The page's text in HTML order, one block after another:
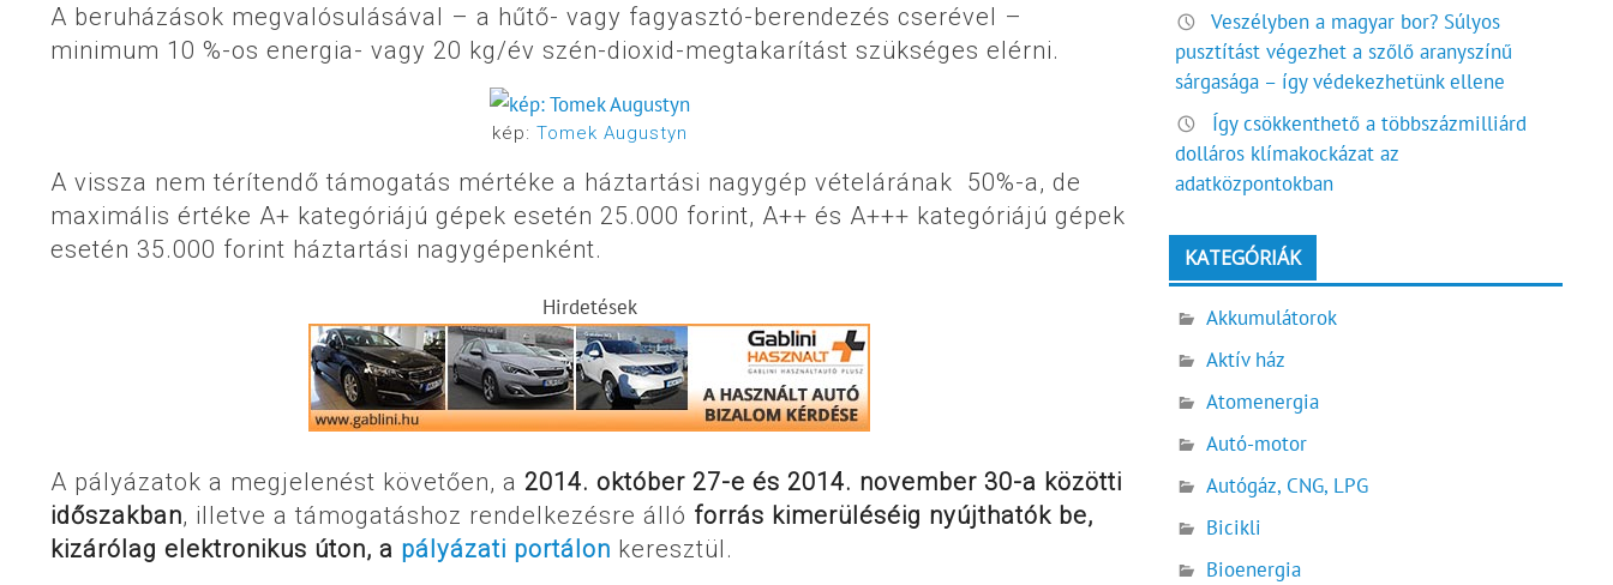
A beruházások megvalósulásával – a hűtő- vagy fagyasztó-berendezés cserével –
minimum 10 %-os energia- vagy 20 kg/év szén-dioxid-megtakarítást szükséges elérni.
kép: Tomek Augustyn
A vissza nem térítendő támogatás mértéke a háztartási nagygép vételárának 50%-a, de
maximális értéke A+ kategóriájú gépek esetén 25.000 forint, A++ és A+++ kategóriájú gépek
esetén 35.000 forint háztartási nagygépenként.
Hirdetések
A pályázatok a megjelenést követően, a 2014. október 27-e és 2014. november 30-a közötti
időszakban, illetve a támogatáshoz rendelkezésre álló forrás kimerüléséig nyújthatók be,
kizárólag elektronikus úton, a pályázati portálon keresztül.
Veszélyben a magyar bor? Súlyos
pusztítást végezhet a szőlő aranyszínű
sárgasága – így védekezhetünk ellene
Így csökkenthető a többszázmilliárd
dolláros klímakockázat az
adatközpontokban
KATEGÓRIÁK
Akkumulátorok
Aktív ház
Atomenergia
Autó-motor
Autógáz, CNG, LPG
Bicikli
Bioenergia